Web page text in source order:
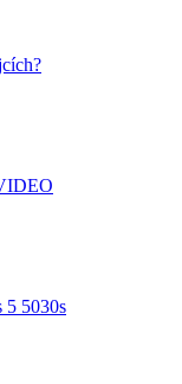
5 5030s